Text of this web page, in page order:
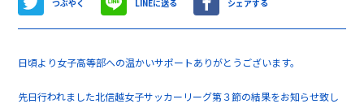
つぶやく LINEに送る シェアする
日頃より女子高等部への温かいサポートありがとうございます。
先日行われました北信越女子サッカーリーグ第３節の結果をお知らせ致し